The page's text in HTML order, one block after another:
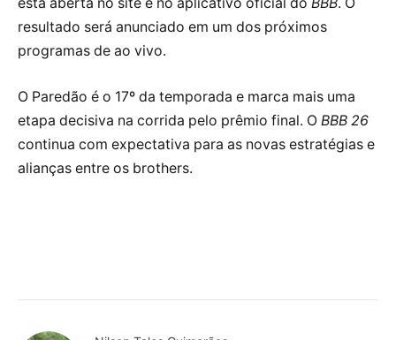
resultado será anunciado em um dos próximos
programas de ao vivo.
O Paredão é o 17º da temporada e marca mais uma
etapa decisiva na corrida pelo prêmio final. O BBB 26
continua com expectativa para as novas estratégias e
alianças entre os brothers.